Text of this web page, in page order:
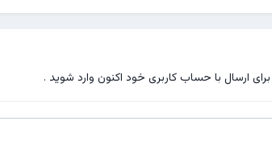
برای ارسال با حساب کاربری خود اکنون وارد شوید .